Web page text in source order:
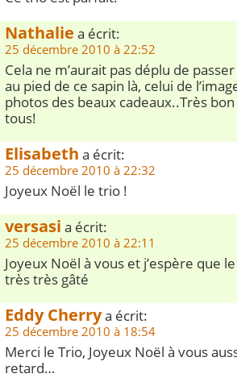
Nathalie a écrit:
25 décembre 2010 à 22:52
Cela ne m’aurait pas déplu de
au pied de ce sapin là, celui de
photos des beaux cadeaux..Très
tous!
Elisabeth a écrit:
25 décembre 2010 à 22:32
Joyeux Noël le trio !
versasi a écrit:
25 décembre 2010 à 22:11
Joyeux Noël à vous et j’espère que
très très gâté
Eddy Cherrya écrit:
25 décembre 2010 à 18:54
Merci le Trio, Joyeux Noël à vous
retard…